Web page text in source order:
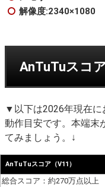
解像度:2340×1080
AnTuTuスコ
▼以下は2026年現在に
動作目安です。本端末
てみましょう。↓
AnTuTuスコア（V11）
総合スコア：約270万点以上